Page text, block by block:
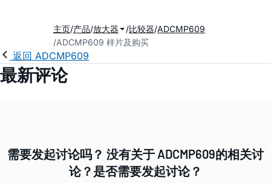
主页 产品 放大器 比较器 ADCMP609
ADCMP609 样片及购买
返回 ADCMP609
最新评论
需要发起讨论吗？ 没有关于 ADCMP609的相关讨
论？是否需要发起讨论？